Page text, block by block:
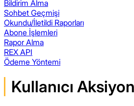
Bildirim Alma
Sohbet Geçmişi
Okundu/İletildi Raporları
Abone İşlemleri
Rapor Alma
REX API
Ödeme Yöntemi
Kullanıcı